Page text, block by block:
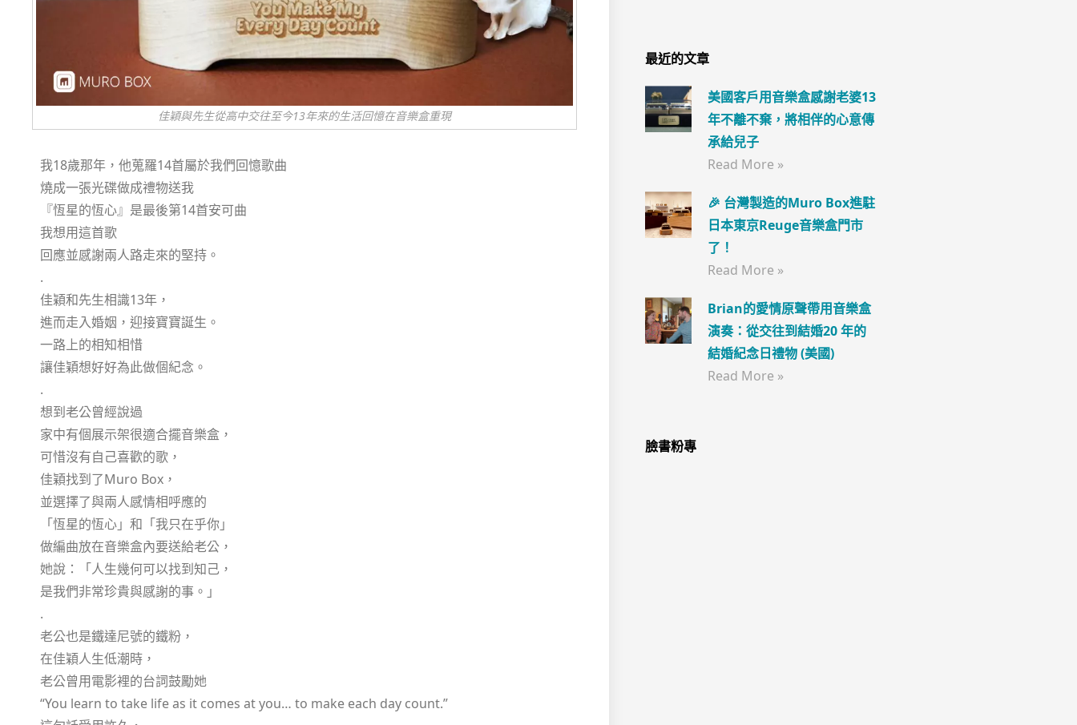
佳穎與先生從高中交往至今13年來的生活回憶在音樂盒重現
我18歲那年，他蒐羅14首屬於我們回憶歌曲
燒成一張光碟做成禮物送我
『恆星的恆心』是最後第14首安可曲
我想用這首歌
回應並感謝兩人路走來的堅持。
.
佳穎和先生相識13年，
進而走入婚姻，迎接寶寶誕生。
一路上的相知相惜
讓佳穎想好好為此做個紀念。
.
想到老公曾經說過
家中有個展示架很適合擺音樂盒，
可惜沒有自己喜歡的歌，
佳穎找到了Muro Box，
並選擇了與兩人感情相呼應的
「恆星的恆心」和「我只在乎你」
做編曲放在音樂盒內要送給老公，
她說：「人生幾何可以找到知己，
是我們非常珍貴與感謝的事。」
.
老公也是鐵達尼號的鐵粉，
在佳穎人生低潮時，
老公曾用電影裡的台詞鼓勵她
“You learn to take life as it comes at you… to make each day count.”
最近的文章
美國客戶用音樂盒感謝老婆13
年不離不棄，將相伴的心意傳
承給兒子
Read More »
🎉 台灣製造的Muro Box進駐
日本東京Reuge音樂盒門市
了！
Read More »
Brian的愛情原聲帶用音樂盒
演奏：從交往到結婚20 年的
結婚紀念日禮物 (美國)
Read More »
臉書粉專